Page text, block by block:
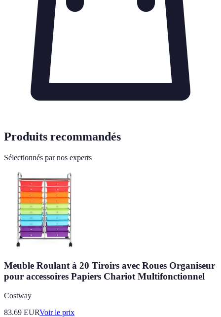
Produits recommandés
Sélectionnés par nos experts
Meuble Roulant à 20 Tiroirs avec Roues Organiseur
pour accessoires Papiers Chariot Multifonctionnel
Costway
83.69 EURVoir le prix